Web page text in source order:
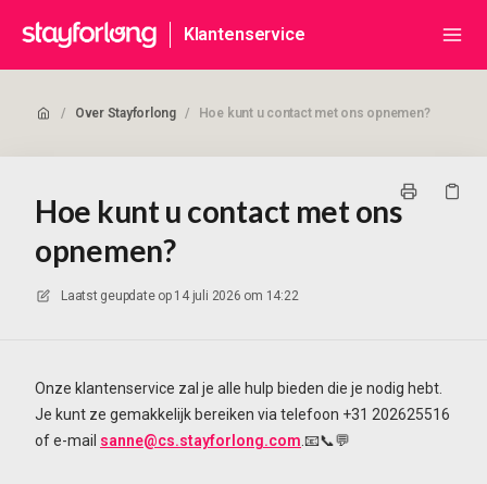
Klantenservice
/ Over Stayforlong / Hoe kunt u contact met ons opnemen?
Hoe kunt u contact met ons
opnemen?
Laatst geupdate op 14 juli 2026 om 14:22
Onze klantenservice zal je alle hulp bieden die je nodig hebt.
Je kunt ze gemakkelijk bereiken via telefoon +31 202625516
of e-mail sanne@cs.stayforlong.com .📧📞💬